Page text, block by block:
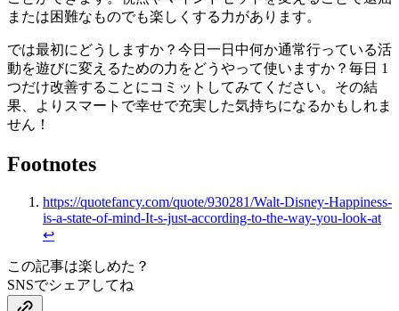
または困難なものでも楽しくする力があります。
では最初にどうしますか？今日一日中何か通常行っている活
動を遊びに変えるための力をどうやって使いますか？毎日 1
つだけ改善することにコミットしてみてください。その結
果、よりスマートで幸せで充実した気持ちになるかもしれま
せん！
Footnotes
https://quotefancy.com/quote/930281/Walt-Disney-Happiness-
is-a-state-of-mind-It-s-just-according-to-the-way-you-look-at
↩
この記事は楽しめた？
SNSでシェアしてね